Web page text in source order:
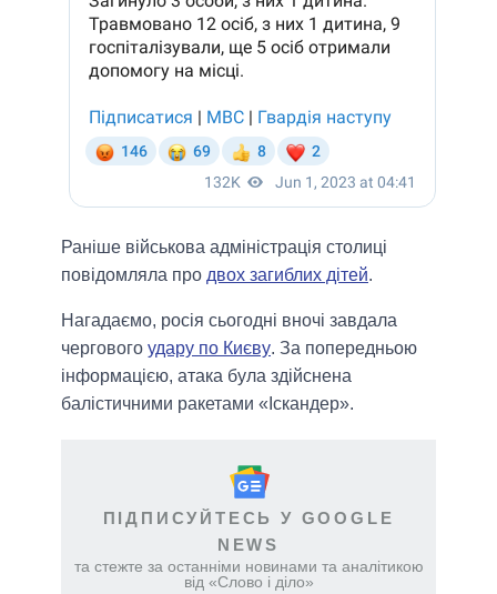
Раніше військова адміністрація столиці
повідомляла про двох загиблих дітей.
Нагадаємо, росія сьогодні вночі завдала
чергового удару по Києву. За попередньою
інформацією, атака була здійснена
балістичними ракетами «Іскандер».
ПІДПИСУЙТЕСЬ У GOOGLE
NEWS
та стежте за останніми новинами та аналітикою
від «Слово і діло»